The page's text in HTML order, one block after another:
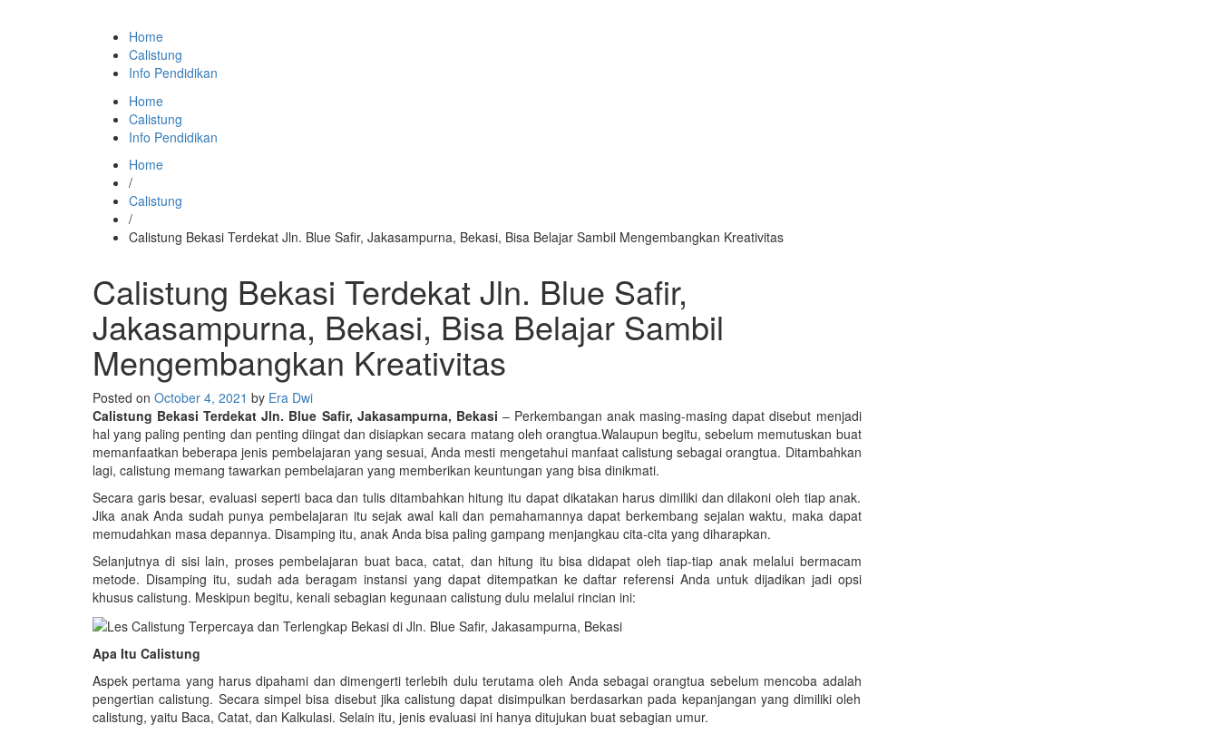
Home
Calistung
Info Pendidikan
Home
Calistung
Info Pendidikan
Home
/
Calistung
/
Calistung Bekasi Terdekat Jln. Blue Safir, Jakasampurna, Bekasi, Bisa Belajar Sambil Mengembangkan Kreativitas
Calistung Bekasi Terdekat Jln. Blue Safir,
Jakasampurna, Bekasi, Bisa Belajar Sambil
Mengembangkan Kreativitas
Posted on October 4, 2021 by Era Dwi
Calistung Bekasi Terdekat Jln. Blue Safir, Jakasampurna, Bekasi – Perkembangan anak masing-masing dapat disebut menjadi
hal yang paling penting dan penting diingat dan disiapkan secara matang oleh orangtua.Walaupun begitu, sebelum memutuskan buat
memanfaatkan beberapa jenis pembelajaran yang sesuai, Anda mesti mengetahui manfaat calistung sebagai orangtua. Ditambahkan
lagi, calistung memang tawarkan pembelajaran yang memberikan keuntungan yang bisa dinikmati.
Secara garis besar, evaluasi seperti baca dan tulis ditambahkan hitung itu dapat dikatakan harus dimiliki dan dilakoni oleh tiap anak.
Jika anak Anda sudah punya pembelajaran itu sejak awal kali dan pemahamannya dapat berkembang sejalan waktu, maka dapat
memudahkan masa depannya. Disamping itu, anak Anda bisa paling gampang menjangkau cita-cita yang diharapkan.
Selanjutnya di sisi lain, proses pembelajaran buat baca, catat, dan hitung itu bisa didapat oleh tiap-tiap anak melalui bermacam
metode. Disamping itu, sudah ada beragam instansi yang dapat ditempatkan ke daftar referensi Anda untuk dijadikan jadi opsi
khusus calistung. Meskipun begitu, kenali sebagian kegunaan calistung dulu melalui rincian ini:
Apa Itu Calistung
Aspek pertama yang harus dipahami dan dimengerti terlebih dulu terutama oleh Anda sebagai orangtua sebelum mencoba adalah
pengertian calistung. Secara simpel bisa disebut jika calistung dapat disimpulkan berdasarkan pada kepanjangan yang dimiliki oleh
calistung, yaitu Baca, Catat, dan Kalkulasi. Selain itu, jenis evaluasi ini hanya ditujukan buat sebagian umur.